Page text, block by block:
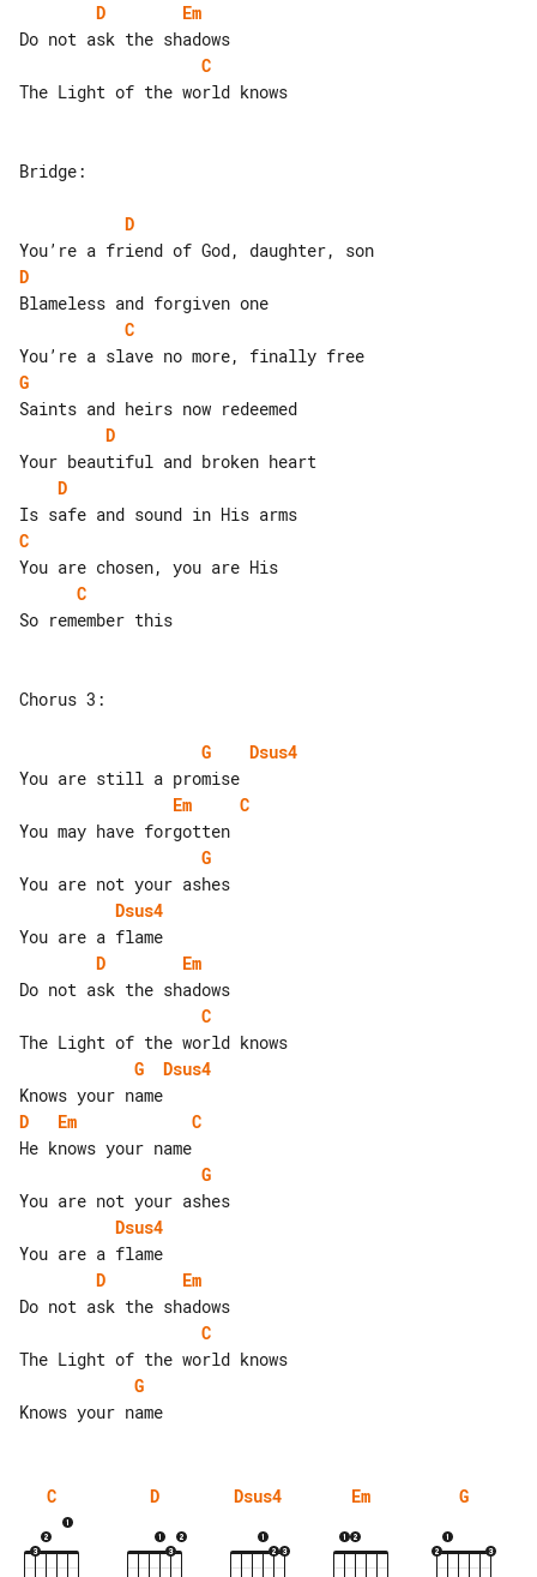
D
Em
C
The Light of the world knows
Bridge:
D
D
C
G
D
D
C
C
So remember this
Chorus 3:
G
Dsus4
Em
C
G
Dsus4
D
Em
C
G
Dsus4
D
Em
C
G
Dsus4
D
Em
C
G
C D Dsus4 Em G